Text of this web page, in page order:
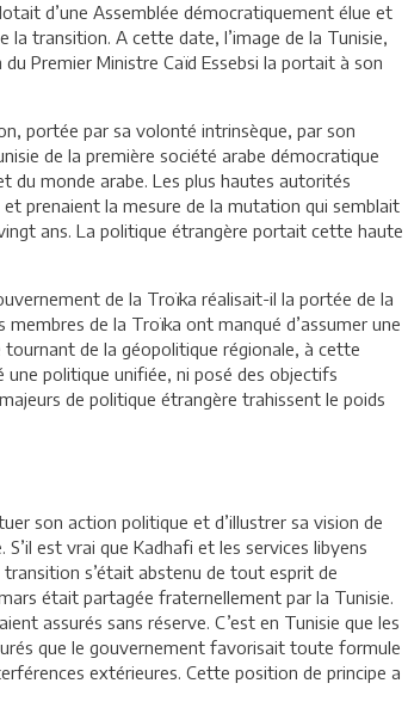
d’une Assemblée démocratiquement élue et
la transition. A cette date, l’image de la Tunisie,
Premier Ministre Caïd Essebsi la portait à son
portée par sa volonté intrinsèque, par son
de la première société arabe démocratique
du monde arabe. Les plus hautes autorités
prenaient la mesure de la mutation qui semblait
ans. La politique étrangère portait cette haute
de la Troïka réalisait-il la portée de la
de la Troïka ont manqué d’assumer une
de la géopolitique régionale, à cette
une politique unifiée, ni posé des objectifs
de politique étrangère trahissent le poids
son action politique et d’illustrer sa vision de
est vrai que Kadhafi et les services libyens
s’était abstenu de tout esprit de
était partagée fraternellement par la Tunisie.
assurés sans réserve. C’est en Tunisie que les
que le gouvernement favorisait toute formule
extérieures. Cette position de principe a